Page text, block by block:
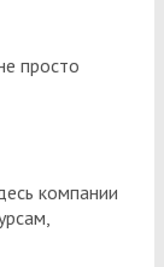
просто
компании